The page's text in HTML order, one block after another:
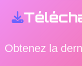
Obtenez la